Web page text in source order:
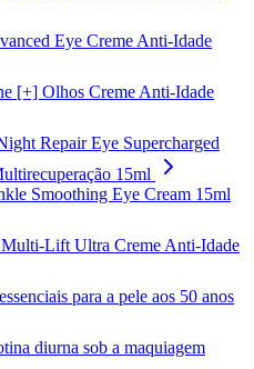
Eye Creme Anti-Idade
[+] Olhos Creme Anti-Idade
Repair Eye Supercharged
15ml
Smoothing Eye Cream 15ml
Lift Ultra Creme Anti-Idade
para a pele aos 50 anos
diurna sob a maquiagem